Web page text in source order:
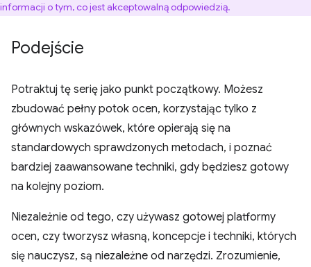
informacji o tym, co jest akceptowalną odpowiedzią.
Podejście
Potraktuj tę serię jako punkt początkowy. Możesz
zbudować pełny potok ocen, korzystając tylko z
głównych wskazówek, które opierają się na
standardowych sprawdzonych metodach, i poznać
bardziej zaawansowane techniki, gdy będziesz gotowy
na kolejny poziom.
Niezależnie od tego, czy używasz gotowej platformy
ocen, czy tworzysz własną, koncepcje i techniki, których
się nauczysz, są niezależne od narzędzi. Zrozumienie,